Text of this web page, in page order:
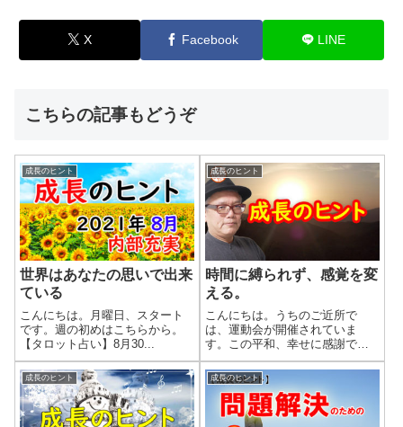
X Facebook LINE
こちらの記事もどうぞ
成長のヒント
世界はあなたの思いで出来
ている
こんにちは。月曜日、スタート
です。週の初めはこちらから。
【タロット占い】8月30...
成長のヒント
時間に縛られず、感覚を変
える。
こんにちは。うちのご近所で
は、運動会が開催されていま
す。この平和、幸せに感謝で
す...
成長のヒント 成長のヒント